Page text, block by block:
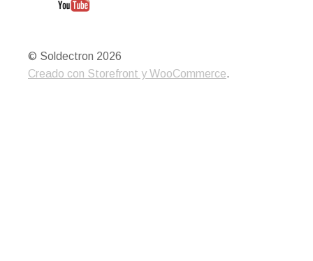
© Soldectron 2026
Creado con Storefront y WooCommerce.